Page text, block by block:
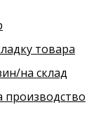
производство
на склад
товара